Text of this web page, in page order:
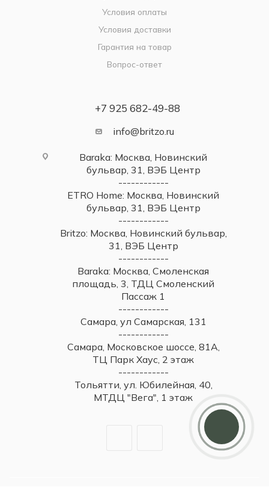
Условия оплаты
Условия доставки
Гарантия на товар
Вопрос-ответ
+7 925 682-49-88
info@britzo.ru
Baraka: Москва, Новинский
бульвар, 31, ВЭБ Центр
------------
ETRO Home: Москва, Новинский
бульвар, 31, ВЭБ Центр
------------
Britzo: Москва, Новинский бульвар,
31, ВЭБ Центр
------------
Baraka: Москва, Смоленская
площадь, 3, ТДЦ Смоленский
Пассаж 1
------------
Самара, ул Самарская, 131
------------
Самара, Московское шоссе, 81А,
ТЦ Парк Хаус, 2 этаж
------------
Тольятти, ул. Юбилейная, 40,
МТДЦ "Вега", 1 этаж